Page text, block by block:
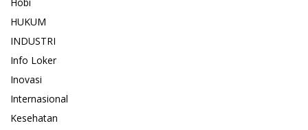
Hobi
HUKUM
INDUSTRI
Info Loker
Inovasi
Internasional
Kesehatan